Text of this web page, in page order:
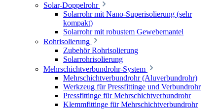
Solar-Doppelrohr
Solarrohr mit Nano-Superisolierung (sehr
kompakt)
Solarrohr mit robustem Gewebemantel
Rohrisolierung
Zubehör Rohrisolierung
Solarrohrisolierung
Mehrschichtverbundrohr-System
Mehrschichtverbundrohr (Aluverbundrohr)
Werkzeug für Pressfittinge und Verbundrohr
Pressfittinge für Mehrschichtverbundrohr
Klemmfittinge für Mehrschichtverbundrohr